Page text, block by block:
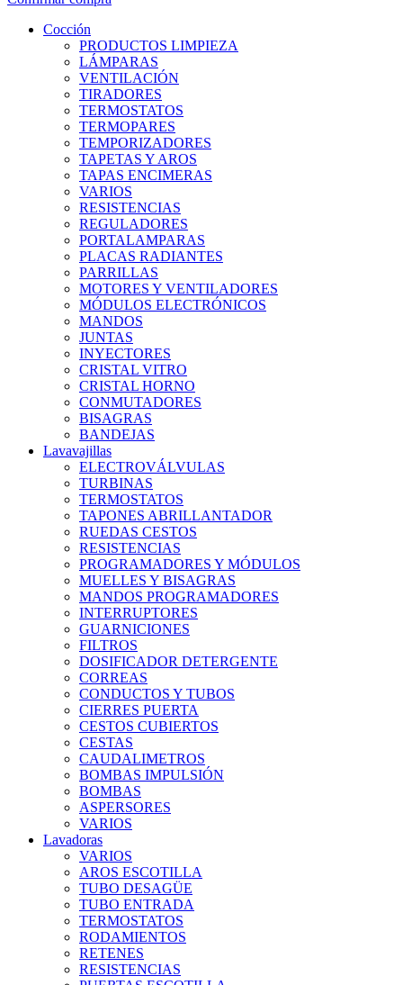
Cocción
PRODUCTOS LIMPIEZA
LÁMPARAS
VENTILACIÓN
TIRADORES
TERMOSTATOS
TERMOPARES
TEMPORIZADORES
TAPETAS Y AROS
TAPAS ENCIMERAS
VARIOS
RESISTENCIAS
REGULADORES
PORTALAMPARAS
PLACAS RADIANTES
PARRILLAS
MOTORES Y VENTILADORES
MÓDULOS ELECTRÓNICOS
MANDOS
JUNTAS
INYECTORES
CRISTAL VITRO
CRISTAL HORNO
CONMUTADORES
BISAGRAS
BANDEJAS
Lavavajillas
ELECTROVÁLVULAS
TURBINAS
TERMOSTATOS
TAPONES ABRILLANTADOR
RUEDAS CESTOS
RESISTENCIAS
PROGRAMADORES Y MÓDULOS
MUELLES Y BISAGRAS
MANDOS PROGRAMADORES
INTERRUPTORES
GUARNICIONES
FILTROS
DOSIFICADOR DETERGENTE
CORREAS
CONDUCTOS Y TUBOS
CIERRES PUERTA
CESTOS CUBIERTOS
CESTAS
CAUDALIMETROS
BOMBAS IMPULSIÓN
BOMBAS
ASPERSORES
VARIOS
Lavadoras
VARIOS
AROS ESCOTILLA
TUBO DESAGÜE
TUBO ENTRADA
TERMOSTATOS
RODAMIENTOS
RETENES
RESISTENCIAS